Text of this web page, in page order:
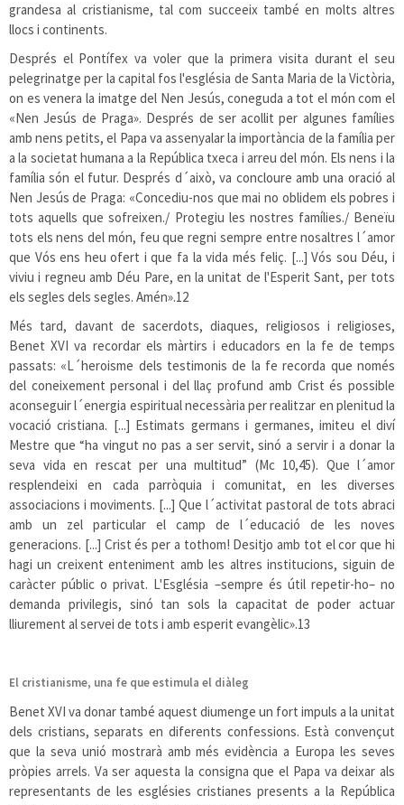
grandesa al cristianisme, tal com succeeix també en molts altres
llocs i continents.
Després el Pontífex va voler que la primera visita durant el seu
pelegrinatge per la capital fos l'església de Santa Maria de la Victòria,
on es venera la imatge del Nen Jesús, coneguda a tot el món com el
«Nen Jesús de Praga». Després de ser acollit per algunes famílies
amb nens petits, el Papa va assenyalar la importància de la família per
a la societat humana a la República txeca i arreu del món. Els nens i la
família són el futur. Després d´això, va concloure amb una oració al
Nen Jesús de Praga: «Concediu-nos que mai no oblidem els pobres i
tots aquells que sofreixen./ Protegiu les nostres famílies./ Beneïu
tots els nens del món, feu que regni sempre entre nosaltres l´amor
que Vós ens heu ofert i que fa la vida més feliç. [...] Vós sou Déu, i
viviu i regneu amb Déu Pare, en la unitat de l'Esperit Sant, per tots
els segles dels segles. Amén».12
Més tard, davant de sacerdots, diaques, religiosos i religioses,
Benet XVI va recordar els màrtirs i educadors en la fe de temps
passats: «L´heroisme dels testimonis de la fe recorda que només
del coneixement personal i del llaç profund amb Crist és possible
aconseguir l´energia espiritual necessària per realitzar en plenitud la
vocació cristiana. [...] Estimats germans i germanes, imiteu el diví
Mestre que “ha vingut no pas a ser servit, sinó a servir i a donar la
seva vida en rescat per una multitud” (Mc 10,45). Que l´amor
resplendeixi en cada parròquia i comunitat, en les diverses
associacions i moviments. [...] Que l´activitat pastoral de tots abraci
amb un zel particular el camp de l´educació de les noves
generacions. [...] Crist és per a tothom! Desitjo amb tot el cor que hi
hagi un creixent enteniment amb les altres institucions, siguin de
caràcter públic o privat. L'Església –sempre és útil repetir-ho– no
demanda privilegis, sinó tan sols la capacitat de poder actuar
lliurement al servei de tots i amb esperit evangèlic».13
El cristianisme, una fe que estimula el diàleg
Benet XVI va donar també aquest diumenge un fort impuls a la unitat
dels cristians, separats en diferents confessions. Està convençut
que la seva unió mostrarà amb més evidència a Europa les seves
pròpies arrels. Va ser aquesta la consigna que el Papa va deixar als
representants de les esglésies cristianes presents a la República